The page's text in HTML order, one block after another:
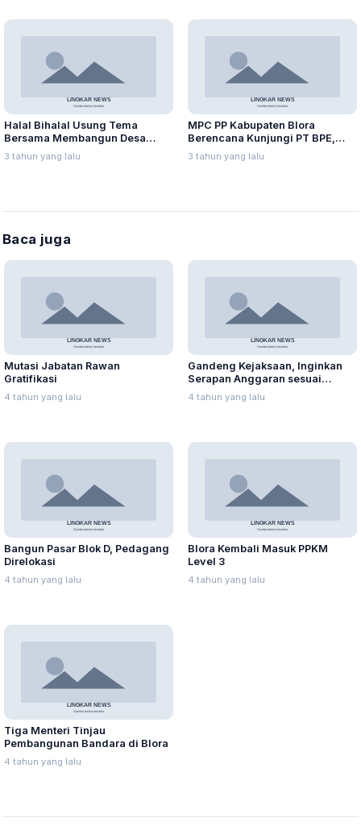
Halal Bihalal Usung Tema
Bersama Membangun Desa
Bermartabat, Berikut Pesan
Ketua BPD Banjarejo
3 tahun yang lalu
MPC PP Kabupaten Blora
Berencana Kunjungi PT BPE,
Munaji: Silaturahmi
3 tahun yang lalu
Baca juga
Mutasi Jabatan Rawan
Gratifikasi
4 tahun yang lalu
Gandeng Kejaksaan, Inginkan
Serapan Anggaran sesuai
Aturan
4 tahun yang lalu
Bangun Pasar Blok D, Pedagang
Direlokasi
4 tahun yang lalu
Blora Kembali Masuk PPKM
Level 3
4 tahun yang lalu
Tiga Menteri Tinjau
Pembangunan Bandara di Blora
4 tahun yang lalu